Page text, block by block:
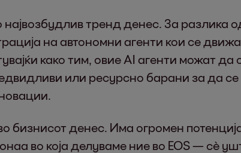
највозбудлив тренд денес. За разлика
на автономни агенти кои се
како тим, овие AI агенти можат да
или ресурсно барани за да се
бизнисот денес. Има огромен
во која делуваме ние во EOS — сè